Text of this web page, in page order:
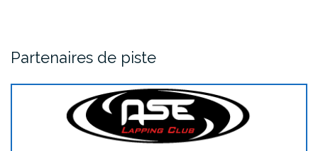
Partenaires de piste